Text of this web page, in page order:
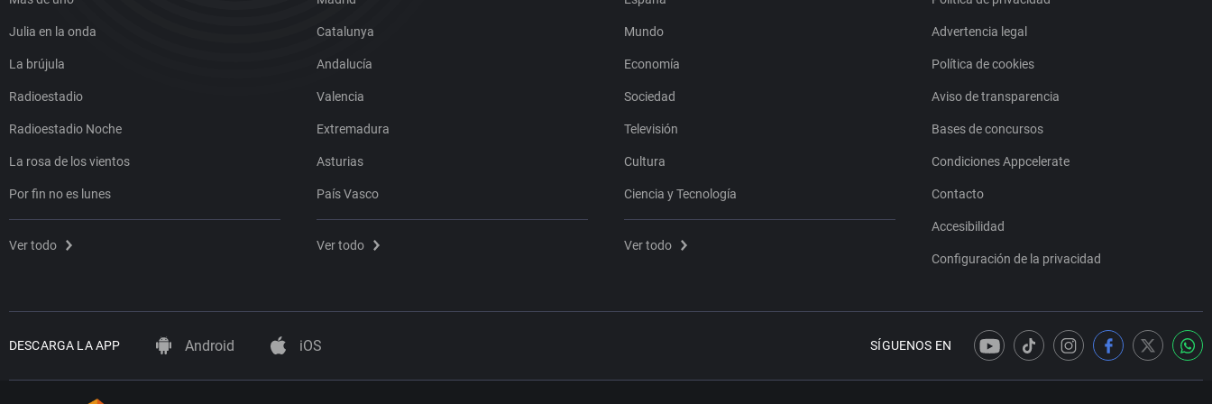
Julia en la onda
La brújula
Radioestadio
Radioestadio Noche
La rosa de los vientos
Por fin no es lunes
Ver todo
Catalunya
Andalucía
Valencia
Extremadura
Asturias
País Vasco
Ver todo
Mundo
Economía
Sociedad
Televisión
Cultura
Ciencia y Tecnología
Ver todo
Advertencia legal
Política de cookies
Aviso de transparencia
Bases de concursos
Condiciones Appcelerate
Contacto
Accesibilidad
Configuración de la privacidad
DESCARGA LA APP Android iOS SÍGUENOS EN